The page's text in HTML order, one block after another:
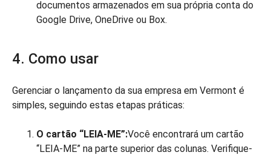
documentos armazenados em sua própria conta do
Google Drive, OneDrive ou Box.
4. Como usar
Gerenciar o lançamento da sua empresa em Vermont é
simples, seguindo estas etapas práticas:
O cartão “LEIA-ME”:Você encontrará um cartão
“LEIA-ME” na parte superior das colunas. Verifique-